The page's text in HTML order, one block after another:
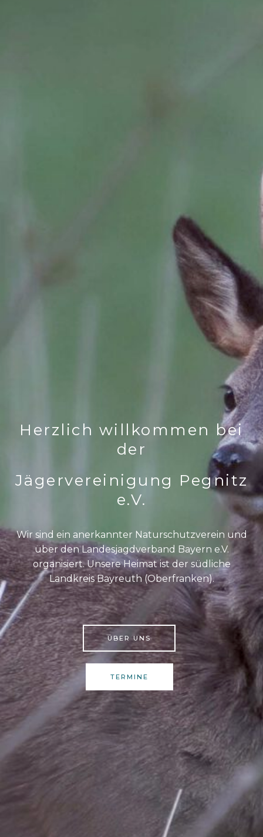
Herzlich willkommen bei
der
Jägervereinigung Pegnitz
e.V.
Wir sind ein anerkannter Naturschutzverein und
über den Landesjagdverband Bayern e.V.
organisiert. Unsere Heimat ist der südliche
Landkreis Bayreuth (Oberfranken).
ÜBER UNS
TERMINE